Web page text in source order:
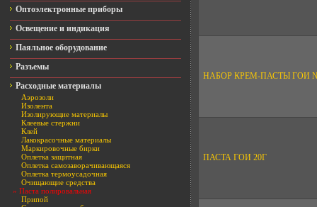
Оптоэлектронные приборы
Освещение и индикация
Паяльное оборудование
Разъемы
Расходные материалы
Аэрозоли
Изолента
Изолирующие материалы
Клеевые стержни
Клей
Лакокрасочные материалы
Маркировочные бирки
Оплетка защитная
Оплетка самозаворачивающаяся
Оплетка термоусадочная
Очищающие средства
» Паста полировальная
Припой
НАБОР КРЕМ-ПАСТЫ ГОИ
ПАСТА ГОИ 20Г